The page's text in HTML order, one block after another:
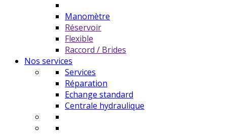
Manomètre
Réservoir
Flexible
Raccord / Brides
Nos services
Services
Réparation
Echange standard
Centrale hydraulique